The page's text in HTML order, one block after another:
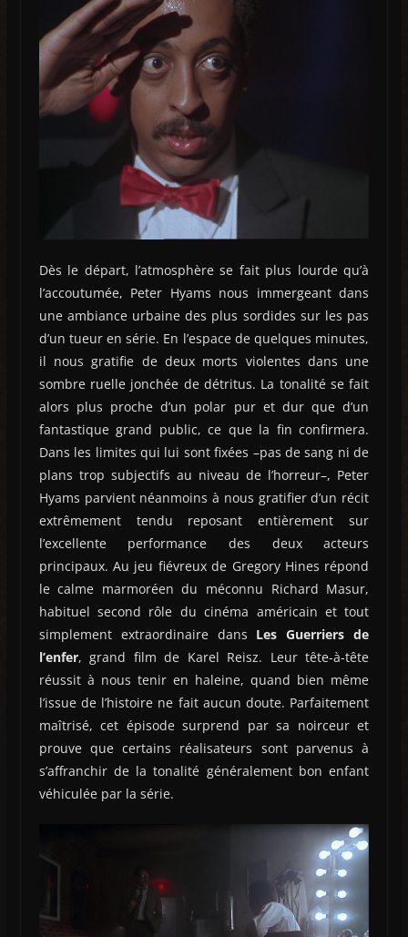
Dès le départ, l’atmosphère se fait plus lourde qu’à
l’accoutumée, Peter Hyams nous immergeant dans
une ambiance urbaine des plus sordides sur les pas
d’un tueur en série. En l’espace de quelques minutes,
il nous gratifie de deux morts violentes dans une
sombre ruelle jonchée de détritus. La tonalité se fait
alors plus proche d’un polar pur et dur que d’un
fantastique grand public, ce que la fin confirmera.
Dans les limites qui lui sont fixées –pas de sang ni de
plans trop subjectifs au niveau de l’horreur–, Peter
Hyams parvient néanmoins à nous gratifier d’un récit
extrêmement tendu reposant entièrement sur
l’excellente performance des deux acteurs
principaux. Au jeu fiévreux de Gregory Hines répond
le calme marmoréen du méconnu Richard Masur,
habituel second rôle du cinéma américain et tout
simplement extraordinaire dans Les Guerriers de
l’enfer, grand film de Karel Reisz. Leur tête-à-tête
réussit à nous tenir en haleine, quand bien même
l’issue de l’histoire ne fait aucun doute. Parfaitement
maîtrisé, cet épisode surprend par sa noirceur et
prouve que certains réalisateurs sont parvenus à
s’affranchir de la tonalité généralement bon enfant
véhiculée par la série.